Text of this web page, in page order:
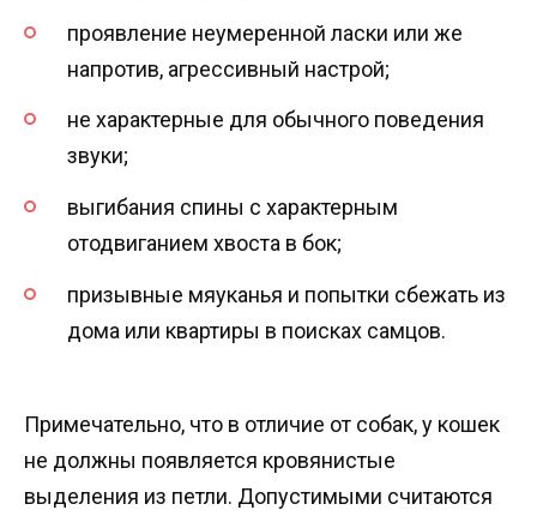
проявление неумеренной ласки или же
напротив, агрессивный настрой;
не характерные для обычного поведения
звуки;
выгибания спины с характерным
отодвиганием хвоста в бок;
призывные мяуканья и попытки сбежать из
дома или квартиры в поисках самцов.
Примечательно, что в отличие от собак, у кошек
не должны появляется кровянистые
выделения из петли. Допустимыми считаются